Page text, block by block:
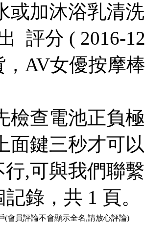
或加沐浴乳清
評分 ( 2016-
，AV女優按摩
檢查電池正負
面鍵三秒才可
,可與我們聯
記錄，共 1 頁。
(會員評論不會顯示全名,請放心評論)